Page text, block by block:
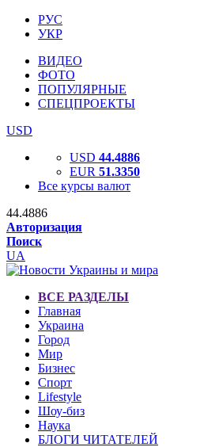
РУС
УКР
ВИДЕО
ФОТО
ПОПУЛЯРНЫЕ
СПЕЦПРОЕКТЫ
USD
USD 44.4886
EUR 51.3350
Все курсы валют
44.4886
Авторизация
Поиск
UA
ВСЕ РАЗДЕЛЫ
Главная
Украина
Город
Мир
Бизнес
Спорт
Lifestyle
Шоу-биз
Наука
БЛОГИ ЧИТАТЕЛЕЙ